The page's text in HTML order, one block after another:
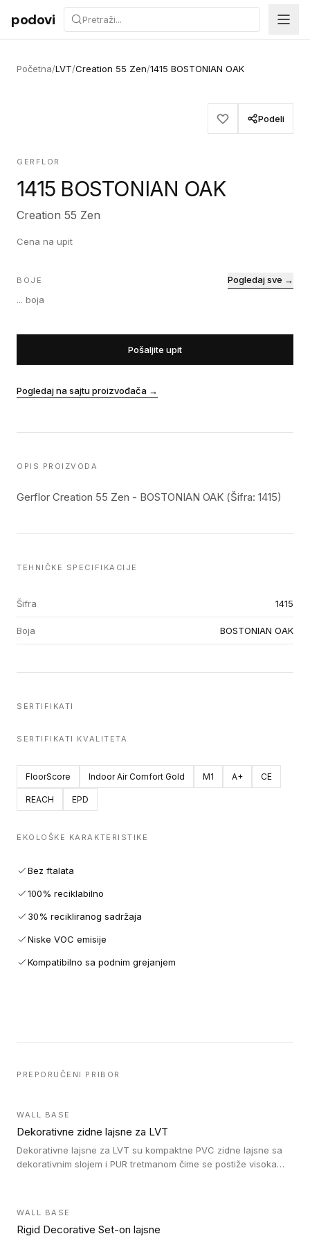
Preskoči na sadržaj
podovi
Početna/LVT/Creation 55 Zen/1415 BOSTONIAN OAK
Podeli
GERFLOR
1415 BOSTONIAN OAK
Creation 55 Zen
Cena na upit
BOJE
... boja
Pogledaj sve →
Pošaljite upit
Pogledaj na sajtu proizvođača →
OPIS PROIZVODA
Gerflor Creation 55 Zen - BOSTONIAN OAK (Šifra: 1415)
TEHNIČKE SPECIFIKACIJE
Šifra 1415
Boja BOSTONIAN OAK
SERTIFIKATI
SERTIFIKATI KVALITETA
FloorScore Indoor Air Comfort Gold M1 A+ CE
REACH EPD
EKOLOŠKE KARAKTERISTIKE
Bez ftalata
100% reciklabilno
30% recikliranog sadržaja
Niske VOC emisije
Kompatibilno sa podnim grejanjem
PREPORUČENI PRIBOR
WALL BASE
Dekorativne zidne lajsne za LVT
Dekorativne lajsne za LVT su kompaktne PVC zidne lajsne sa
dekorativnim slojem i PUR tretmanom čime se postiže visoka
WALL BASE
Rigid Decorative Set-on lajsne